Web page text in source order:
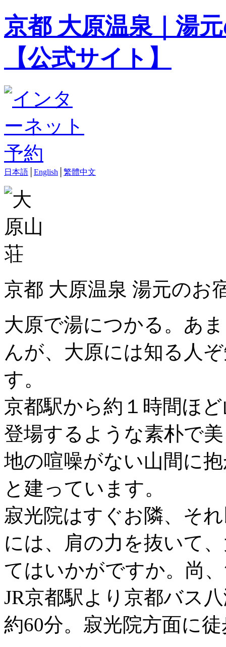
京都 大原温泉｜湯
【公式サイト】
日本語 English 繁體中文
京都 大原温泉 湯元の
大原で湯につかる。あ
んが、大原には知る人
す。
京都駅から約１時間ほ
登場するような素朴で
地の喧噪がない山間に
と建っています。
寂光院はすぐお隣、そ
には、肩の力を抜いて
てはいかがですか。尚
JR京都駅より京都バス
約60分。寂光院方面に